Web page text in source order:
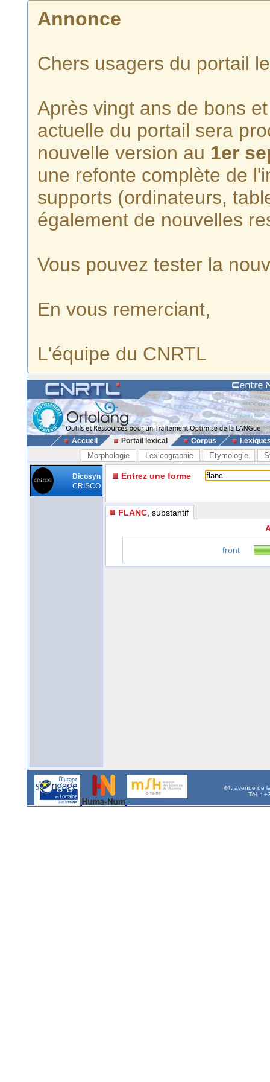
Annonce
Chers usagers du portail
Après vingt ans de bons
actuelle du portail sera
nouvelle version au 1er
une refonte complète de
supports (ordinateurs,
également de nouvelles
Vous pouvez tester la
En vous remerciant,
L'équipe du CNRTL
Accueil Portail lexical Corpus
Morphologie Lexicographie Etymologie
Dicosyn
CRISCO
Entrez une forme
FLANC , substantif
front
44, avenue de
Tél. :